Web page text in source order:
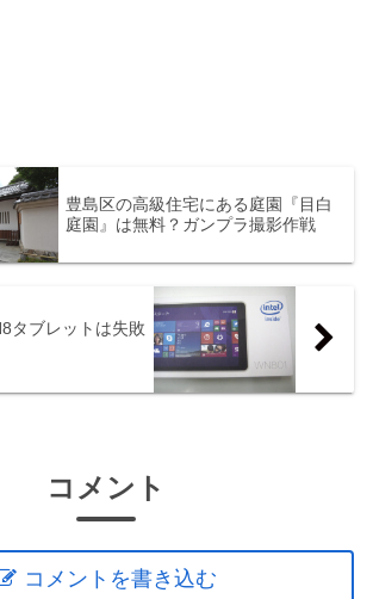
豊島区の高級住宅にある庭園『目白
庭園』は無料？ガンプラ撮影作戦
タブレットは失敗
コメント
コメントを書き込む